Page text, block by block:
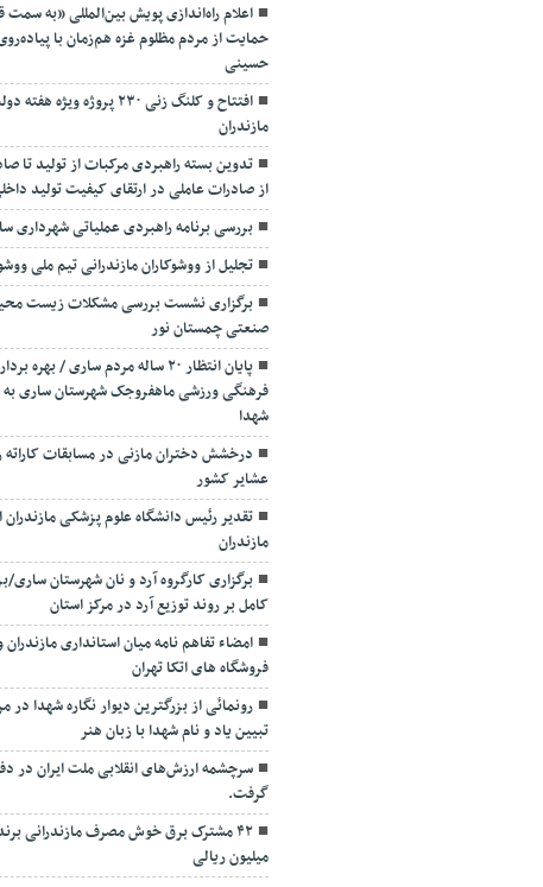
اعلام راه‌اندازی پویش بین‌المللی «به سمت
حمایت از مردم مظلوم غزه هم‌زمان با
حسینی
افتتاح و کلنگ زنی ۲۳۰ پروژه
مازندران
تدوین بسته راهبردی مرکبات از تولید تا
از صادرات عاملی در ارتقای کیفیت تولید
بررسی برنامه راهبردی عملیاتی شهرداری
تجلیل از ووشوکاران مازندرانی تیم ملی
برگزاری نشست بررسی مشکلات زیست
صنعتی چمستان نور
پایان انتظار ۲۰ ساله مردم ساری /
فرهنگی ورزشی ماهفروجک شهرستان ساری به
شهدا
درخشش دختران مازنی در مسابقات کاراته
عشایر کشور
تقدیر رئیس دانشگاه علوم پزشکی مازندران
مازندران
برگزاری کارگروه آرد و نان شهرستان
کامل بر روند توزیع آرد در مرکز استان
امضاء تفاهم نامه میان استانداری
فروشگاه های اتکا تهران
رونمائی از بزرگترین دیوار نگاره شهدا در
تبیین یاد و نام شهدا با زبان هنر
سرچشمه ارزش‌های انقلابی ملت ایران در
گرفت.
میلیون ریالی